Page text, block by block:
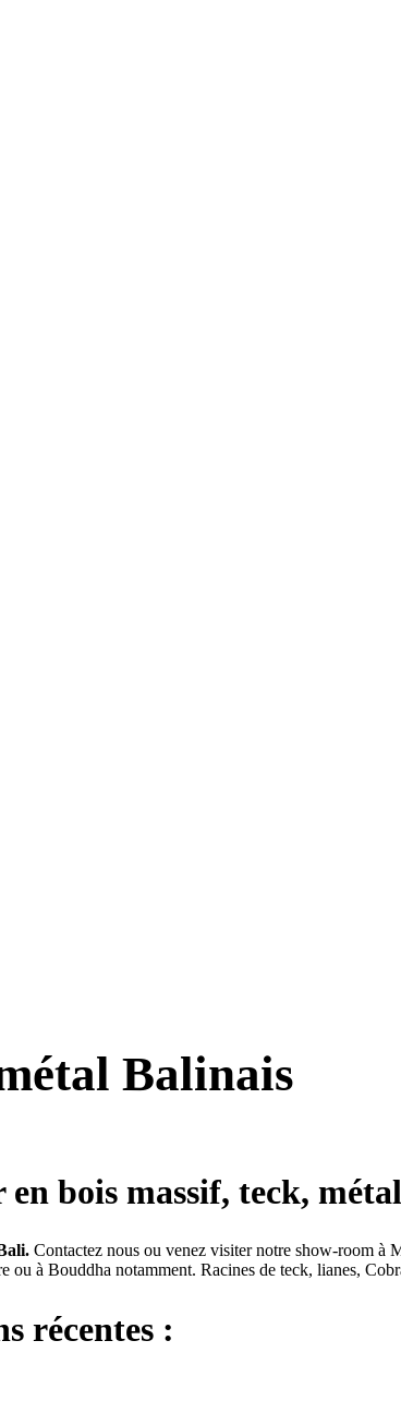
Balinais
bois massif, teck,
Contactez nous ou venez visiter notre show-room à
ou à Bouddha notamment. Racines de teck, lianes,
récentes :